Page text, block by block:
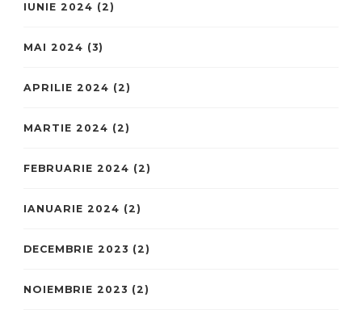
IUNIE 2024 (2)
MAI 2024 (3)
APRILIE 2024 (2)
MARTIE 2024 (2)
FEBRUARIE 2024 (2)
IANUARIE 2024 (2)
DECEMBRIE 2023 (2)
NOIEMBRIE 2023 (2)